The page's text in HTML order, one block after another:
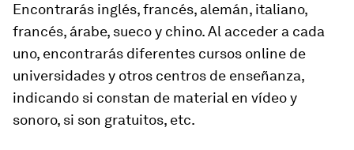
Encontrarás inglés, francés, alemán, italiano,
francés, árabe, sueco y chino. Al acceder a cada
uno, encontrarás diferentes cursos online de
universidades y otros centros de enseñanza,
indicando si constan de material en vídeo y
sonoro, si son gratuitos, etc.